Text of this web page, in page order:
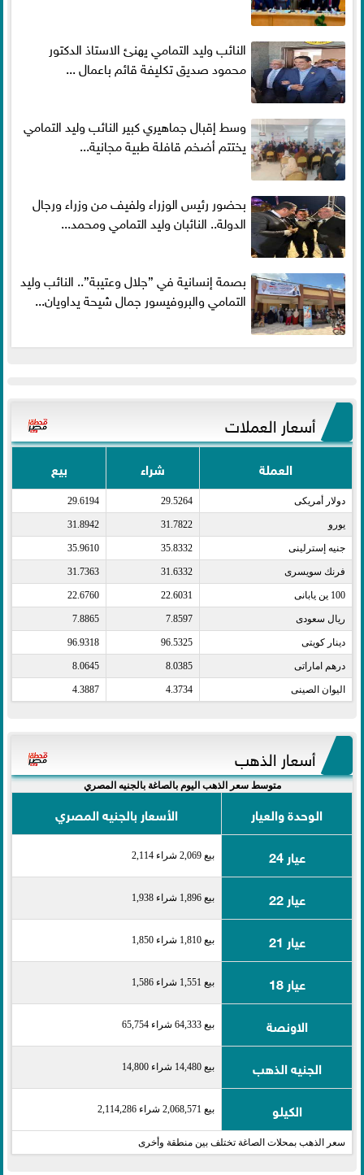
النائب وليد التمامي يهنئ الاستاذ الدكتور
محمود صديق تكليفة قائم باعمال ...
وسط إقبال جماهيري كبير النائب وليد التمامي
يختتم أضخم قافلة طبية مجانية...
بحضور رئيس الوزراء ولفيف من وزراء ورجال
الدولة.. النائبان وليد التمامي ومحمد...
بصمة إنسانية في ”جلال وعتيبة”.. النائب وليد
التمامي والبروفيسور جمال شيحة يداويان...
أسعار العملات
العملة شراء بيع
دولار أمريكى​ 29.5264
29.6194
يورو​ 31.7822
31.8942
جنيه إسترلينى​ 35.8332
35.9610
فرنك سويسرى​ 31.6332
31.7363
100 ين يابانى​ 22.6031
22.6760
ريال سعودى​ 7.8597
7.8865
دينار كويتى​ 96.5325
96.9318
درهم اماراتى​ 8.0385
8.0645
اليوان الصينى​ 4.3734
4.3887
أسعار الذهب
متوسط سعر الذهب اليوم بالصاغة بالجنيه المصري
الوحدة والعيار
الأسعار بالجنيه المصري
عيار 24
بيع 2,069 شراء 2,114
عيار 22 بيع 1,896 شراء 1,938
عيار 21 بيع 1,810 شراء 1,850
عيار 18 بيع 1,551 شراء 1,586
الاونصة بيع 64,333 شراء 65,754
الجنيه الذهب بيع 14,480 شراء 14,800
الكيلو بيع 2,068,571 شراء 2,114,286
سعر الذهب بمحلات الصاغة تختلف بين منطقة وأخرى